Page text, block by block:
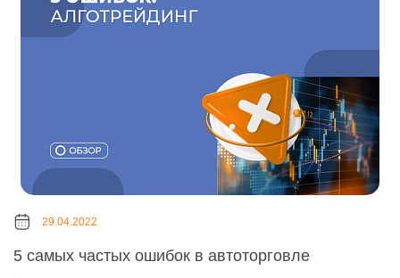
29.04.2022
5 самых частых ошибок в автоторговле